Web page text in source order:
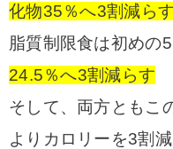
化物35％へ3割減らす
脂質制限食は初めの
24.5％へ3割減らす
そして、両方ともこ
よりカロリーを3割減